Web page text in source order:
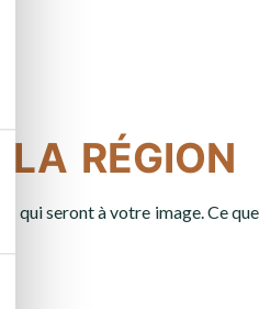
la région
qui seront à votre image. Ce que